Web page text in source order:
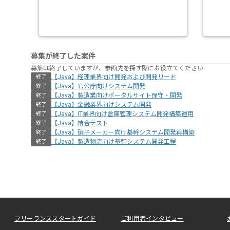
募集が終了した案件
募集は終了していますが、参画先を探す際にお役立てください
終了 【Java】経理業界向け開発および開発リード
終了 【Java】官公庁向けシステム開発
終了 【Java】製造業向けポータルサイト保守・開発
終了 【Java】金融業界向けシステム開発
終了 【Java】IT業界向け倉庫管理システム開発構築運用
終了 【Java】結合テスト
終了 【Java】硝子メーカー向け基幹システム開発再構築
終了 【Java】製造物流向け基幹システム開発工程
フリーランススタートガイド ご利用者インタビュー